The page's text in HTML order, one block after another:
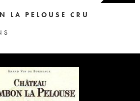
LA PELOUSE CRU